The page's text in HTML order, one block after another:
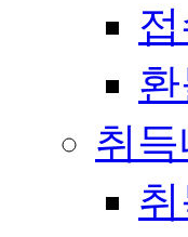
취득